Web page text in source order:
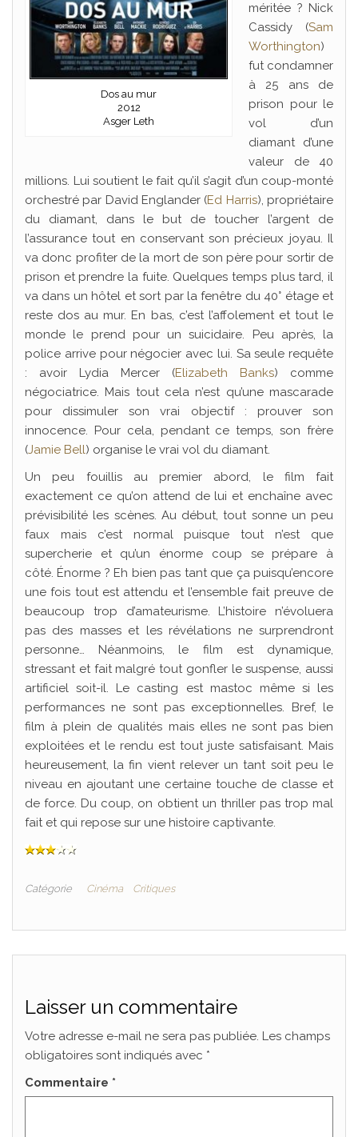
Dos au mur
2012
Asger Leth
méritée ? Nick
Cassidy (Sam
Worthington)
fut condamner
à 25 ans de
prison pour le
vol d’un
diamant d’une
valeur de 40
millions. Lui soutient le fait qu’il s’agit d’un coup-monté
orchestré par David Englander (Ed Harris), propriétaire
du diamant, dans le but de toucher l’argent de
l’assurance tout en conservant son précieux joyau. Il
va donc profiter de la mort de son père pour sortir de
prison et prendre la fuite. Quelques temps plus tard, il
va dans un hôtel et sort par la fenêtre du 40° étage et
reste dos au mur. En bas, c’est l’affolement et tout le
monde le prend pour un suicidaire. Peu après, la
police arrive pour négocier avec lui. Sa seule requête
: avoir Lydia Mercer (Elizabeth Banks) comme
négociatrice. Mais tout cela n’est qu’une mascarade
pour dissimuler son vrai objectif : prouver son
innocence. Pour cela, pendant ce temps, son frère
(Jamie Bell) organise le vrai vol du diamant.
Un peu fouillis au premier abord, le film fait
exactement ce qu’on attend de lui et enchaîne avec
prévisibilité les scènes. Au début, tout sonne un peu
faux mais c’est normal puisque tout n’est que
supercherie et qu’un énorme coup se prépare à
côté. Énorme ? Eh bien pas tant que ça puisqu’encore
une fois tout est attendu et l’ensemble fait preuve de
beaucoup trop d’amateurisme. L’histoire n’évoluera
pas des masses et les révélations ne surprendront
personne… Néanmoins, le film est dynamique,
stressant et fait malgré tout gonfler le suspense, aussi
artificiel soit-il. Le casting est mastoc même si les
performances ne sont pas exceptionnelles. Bref, le
film à plein de qualités mais elles ne sont pas bien
exploitées et le rendu est tout juste satisfaisant. Mais
heureusement, la fin vient relever un tant soit peu le
niveau en ajoutant une certaine touche de classe et
de force. Du coup, on obtient un thriller pas trop mal
fait et qui repose sur une histoire captivante.
Catégorie Cinéma Critiques
Laisser un commentaire
Votre adresse e-mail ne sera pas publiée. Les champs
obligatoires sont indiqués avec *
Commentaire *